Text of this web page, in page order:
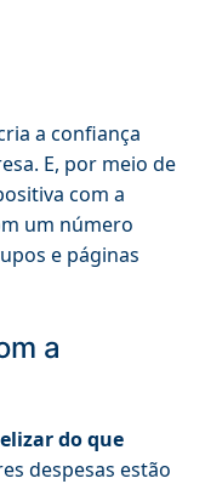
a confiança
E, por meio de
com a
um número
e páginas
a
do que
despesas estão